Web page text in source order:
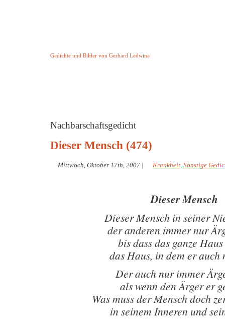
Gedichte und Bilder von Gerhard Ledwina
Nachbarschaftsgedicht
Dieser Mensch (474)
Mittwoch, Oktober 17th, 2007 | Krankheit, Sonstige
Dieser Mensch
Dieser Mensch in seiner
der anderen immer nur
bis dass das ganze
das Haus, in dem er auch
Der auch nur immer
als wenn den Ärger er
Was muss der Mensch doch
in seinem Inneren und